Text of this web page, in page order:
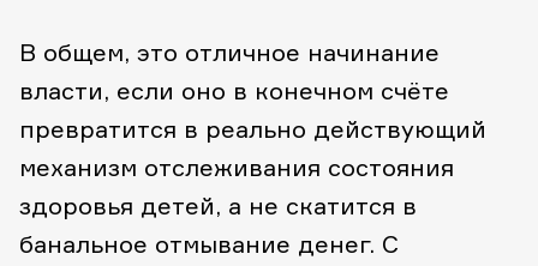
В общем, это отличное начинание
власти, если оно в конечном счёте
превратится в реально действующий
механизм отслеживания состояния
здоровья детей, а не скатится в
банальное отмывание денег. С